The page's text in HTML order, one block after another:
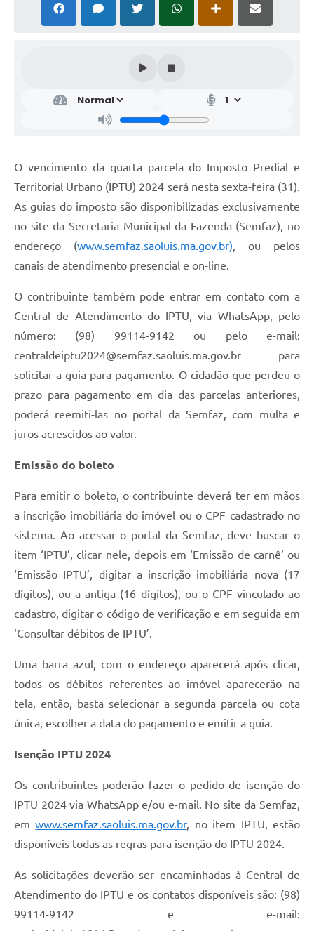
O vencimento da quarta parcela do Imposto Predial e
Territorial Urbano (IPTU) 2024 será nesta sexta-feira (31).
As guias do imposto são disponibilizadas exclusivamente
no site da Secretaria Municipal da Fazenda (Semfaz), no
endereço (www.semfaz.saoluis.ma.gov.br), ou pelos
canais de atendimento presencial e on-line.
O contribuinte também pode entrar em contato com a
Central de Atendimento do IPTU, via WhatsApp, pelo
número: (98) 99114-9142 ou pelo e-mail:
centraldeiptu2024@semfaz.saoluis.ma.gov.br para
solicitar a guia para pagamento. O cidadão que perdeu o
prazo para pagamento em dia das parcelas anteriores,
poderá reemiti-las no portal da Semfaz, com multa e
juros acrescidos ao valor.
Emissão do boleto
Para emitir o boleto, o contribuinte deverá ter em mãos
a inscrição imobiliária do imóvel ou o CPF cadastrado no
sistema. Ao acessar o portal da Semfaz, deve buscar o
item ‘IPTU’, clicar nele, depois em ‘Emissão de carnê’ ou
‘Emissão IPTU’, digitar a inscrição imobiliária nova (17
dígitos), ou a antiga (16 dígitos), ou o CPF vinculado ao
cadastro, digitar o código de verificação e em seguida em
‘Consultar débitos de IPTU’.
Uma barra azul, com o endereço aparecerá após clicar,
todos os débitos referentes ao imóvel aparecerão na
tela, então, basta selecionar a segunda parcela ou cota
única, escolher a data do pagamento e emitir a guia.
Isenção IPTU 2024
Os contribuintes poderão fazer o pedido de isenção do
IPTU 2024 via WhatsApp e/ou e-mail. No site da Semfaz,
emwww.semfaz.saoluis.ma.gov.br, no item IPTU, estão
disponíveis todas as regras para isenção do IPTU 2024.
As solicitações deverão ser encaminhadas à Central de
Atendimento do IPTU e os contatos disponíveis são: (98)
99114-9142 e e-mail: